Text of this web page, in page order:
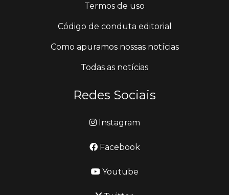
Termos de uso
Código de conduta editorial
Como apuramos nossas notícias
Todas as notícias
Redes Sociais
Instagram
Facebook
Youtube